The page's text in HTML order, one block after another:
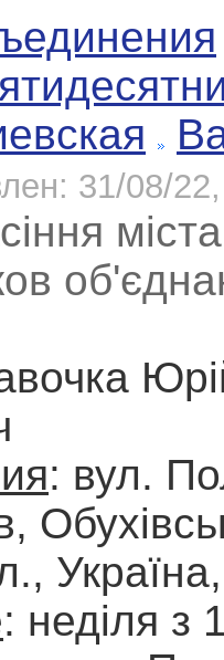
31/08/
: вул.
: неділя з